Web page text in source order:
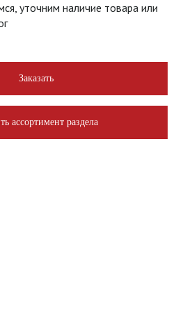
уточним наличие товара или
Заказать
ассортимент раздела